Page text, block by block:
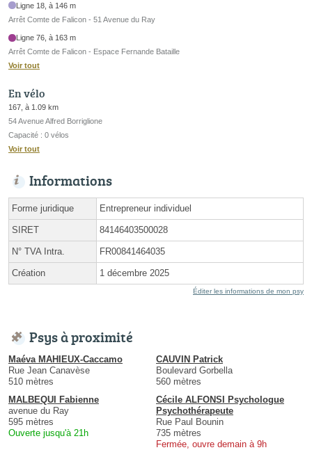
Ligne 18, à 146 m
Arrêt Comte de Falicon - 51 Avenue du Ray
Ligne 76, à 163 m
Arrêt Comte de Falicon - Espace Fernande Bataille
Voir tout
En vélo
167, à 1.09 km
54 Avenue Alfred Borriglione
Capacité : 0 vélos
Voir tout
Informations
Forme juridique Entrepreneur individuel
SIRET 84146403500028
N° TVA Intra. FR00841464035
Création 1 décembre 2025
Éditer les informations de mon psy
Psys à proximité
Maéva MAHIEUX-Caccamo
Rue Jean Canavèse
510 mètres
CAUVIN Patrick
Boulevard Gorbella
560 mètres
MALBEQUI Fabienne
avenue du Ray
595 mètres
Ouverte jusqu'à 21h
Cécile ALFONSI Psychologue
Psychothérapeute
Rue Paul Bounin
735 mètres
Fermée, ouvre demain à 9h